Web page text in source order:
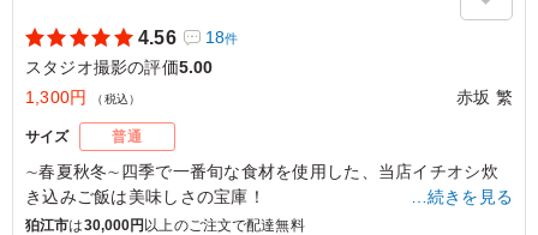
ご利用シーン：ロケ・撮影›
東京都渋谷区広尾2026/01/13
4.56 18件
スタジオ撮影の評価5.00
1,300円
（税込） 赤坂 繁
サイズ 普通
∼春夏秋冬∼四季で一番旬な食材を使用した、当店イチオシ炊
き込みご飯は美味しさの宝庫！
サバ半身丸々を燻製にした燻製鯖は香ばしさ・うま味が格段に
…続きを見る
狛江市は30,000円以上のご注文で配達無料